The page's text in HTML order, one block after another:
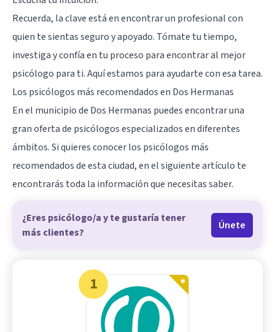
Recuerda, la clave está en encontrar un profesional con
quien te sientas seguro y apoyado. Tómate tu tiempo,
investiga y confía en tu proceso para encontrar al mejor
psicólogo para ti. Aquí estamos para ayudarte con esa tarea.
Los psicólogos más recomendados en Dos Hermanas
En el municipio de Dos Hermanas puedes encontrar una
gran oferta de psicólogos especializados en diferentes
ámbitos. Si quieres conocer los psicólogos más
recomendados de esta ciudad, en el siguiente artículo te
encontrarás toda la información que necesitas saber.
¿Eres psicólogo/a y te gustaría tener
más clientes?
Únete
1